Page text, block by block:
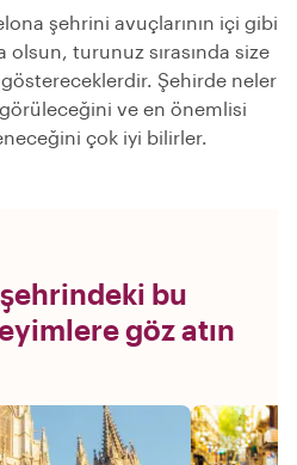
şehrini avuçlarının içi gibi
turunuz sırasında size
Şehirde neler
görüleceğini ve en önemlisi
çok iyi bilirler.
bu
göz atın